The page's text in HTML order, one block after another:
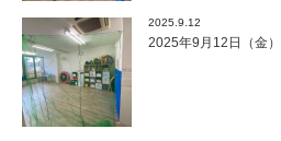
2025.9.12
2025年9月12日（金